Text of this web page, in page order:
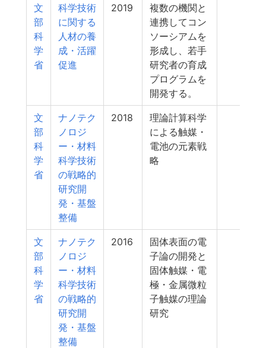
文
部
科
学
省
科学技術
に関する
人材の養
成・活躍
促進
2019
複数の機関と
連携してコン
ソーシアムを
形成し、若手
研究者の育成
プログラムを
開発する。
文
部
科
学
省
ナノテク
ノロジ
ー・材料
科学技術
の戦略的
研究開
発・基盤
整備
2018
理論計算科学
による触媒・
電池の元素戦
略
文
部
科
学
省
ナノテク
ノロジ
ー・材料
科学技術
の戦略的
研究開
発・基盤
整備
2016
固体表面の電
子論の開発と
固体触媒・電
極・金属微粒
子触媒の理論
研究